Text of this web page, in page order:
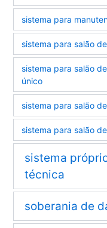
sistema para
sistema para salão
sistema para salão
único
sistema para salão
sistema para salão
sistema
técnica
soberania de